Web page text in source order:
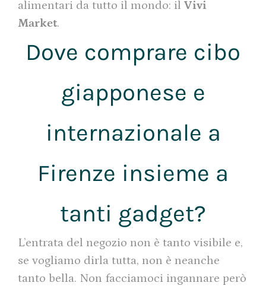
alimentari da tutto il mondo: il Vivi
Market.
Dove comprare cibo
giapponese e
internazionale a
Firenze insieme a
tanti gadget?
L’entrata del negozio non è tanto visibile e,
se vogliamo dirla tutta, non è neanche
tanto bella. Non facciamoci ingannare però